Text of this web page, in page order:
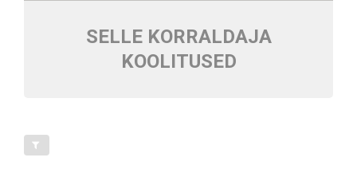
SELLE KORRALDAJA
KOOLITUSED